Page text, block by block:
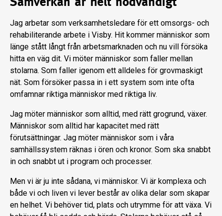
Jag arbetar som verksamhetsledare för ett omsorgs- och
rehabiliterande arbete i Visby. Hit kommer människor som
länge stått långt från arbetsmarknaden och nu vill försöka
hitta en väg dit. Vi möter människor som faller mellan
stolarna. Som faller igenom ett alldeles för grovmaskigt
nät. Som försöker passa in i ett system som inte ofta
omfamnar riktiga människor med riktiga liv.
Jag möter människor som alltid, med rätt grogrund, växer.
Människor som alltid har kapacitet med rätt
förutsättningar. Jag möter människor som i våra
samhällssystem räknas i ören och kronor. Som ska snabbt
in och snabbt ut i program och processer.
Men vi är ju inte sådana, vi människor. Vi är komplexa och
både vi och liven vi lever består av olika delar som skapar
en helhet. Vi behöver tid, plats och utrymme för att växa. Vi